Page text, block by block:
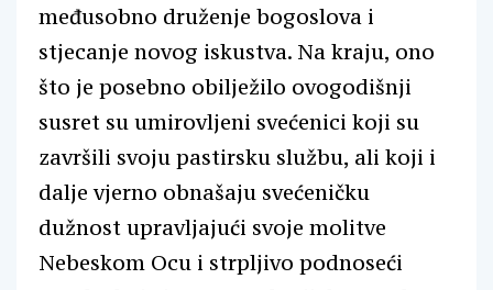
međusobno druženje bogoslova i
stjecanje novog iskustva. Na kraju, ono
što je posebno obilježilo ovogodišnji
susret su umirovljeni svećenici koji su
završili svoju pastirsku službu, ali koji i
dalje vjerno obnašaju svećeničku
dužnost upravljajući svoje molitve
Nebeskom Ocu i strpljivo podnoseći